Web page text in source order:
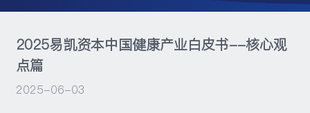
2025易凯资本中国健康产业白皮书--核心观
点篇
2025-06-03